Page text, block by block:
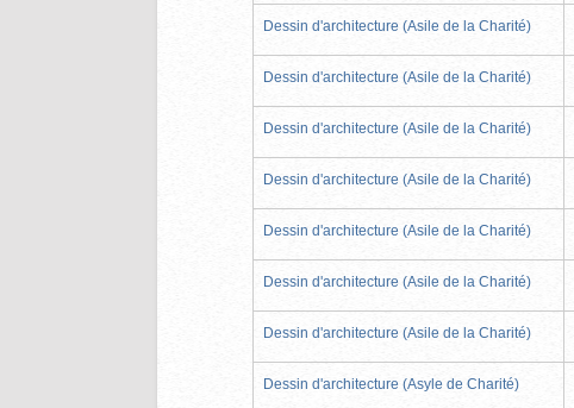
Dessin d'architecture (Asile de la Charité)
Dessin d'architecture (Asile de la Charité)
Dessin d'architecture (Asile de la Charité)
Dessin d'architecture (Asile de la Charité)
Dessin d'architecture (Asile de la Charité)
Dessin d'architecture (Asile de la Charité)
Dessin d'architecture (Asile de la Charité)
Dessin d'architecture (Asyle de Charité)